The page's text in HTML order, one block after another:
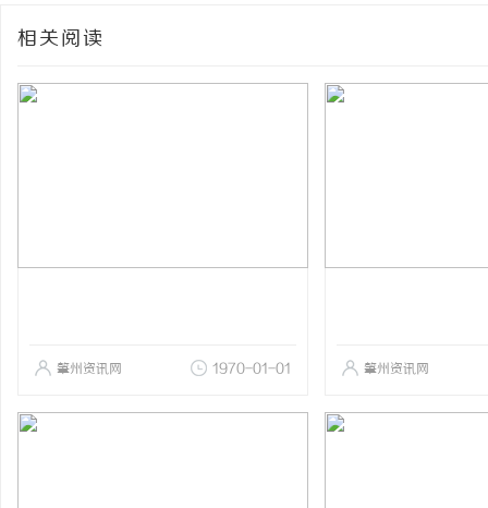
相关阅读
肇州资讯网 1970-01-01 肇州资讯网